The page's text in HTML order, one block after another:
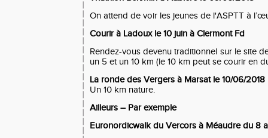
On attend de voir les jeunes de l'ASPTT à
Courir à Ladoux le 10 juin à Clermont Fd
Rendez-vous devenu traditionnel sur le site
un 5 et un 10 km (le 10 km peut se courir en
La ronde des Vergers à Marsat le 10/06/2018
Un 10 km nature.
Ailleurs – Par exemple
Euronordicwalk du Vercors à Méaudre du 8